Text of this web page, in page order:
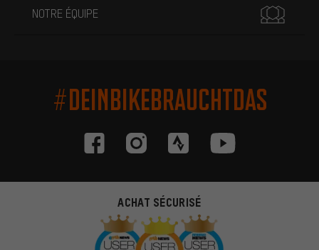
NOTRE ÉQUIPE
#DEINBIKEBRAUCHTDAS
ACHAT SÉCURISÉ